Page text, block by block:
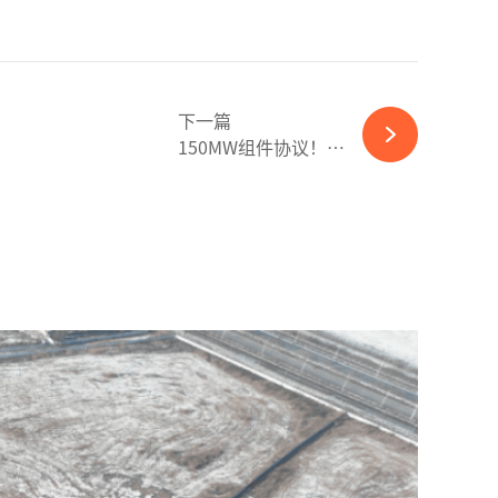
下一篇
150MW组件协议！通威股份迈向巴西市场-ky体育APP官网下载